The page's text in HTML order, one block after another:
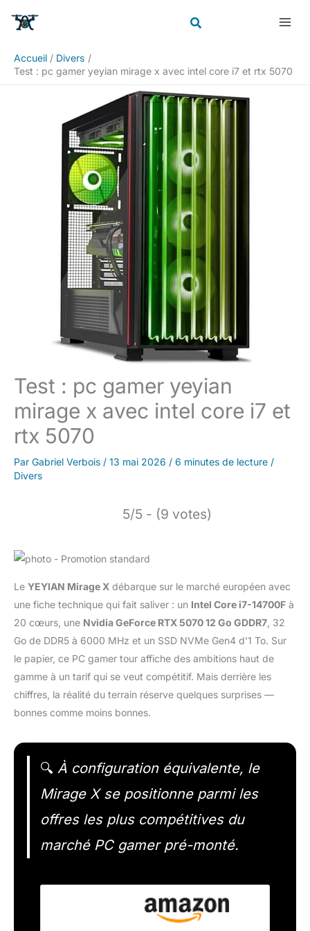
Accueil
Divers
Test : pc gamer yeyian mirage x avec intel core i7 et rtx 5070
Test : pc gamer yeyian
mirage x avec intel core i7 et
rtx 5070
Par Gabriel Verbois / 13 mai 2026 / 6 minutes de lecture /
Divers
5/5 - (9 votes)
Le YEYIAN Mirage X débarque sur le marché européen avec
une fiche technique qui fait saliver : un Intel Core i7-14700F à
20 cœurs, une Nvidia GeForce RTX 5070 12 Go GDDR7 , 32
Go de DDR5 à 6000 MHz et un SSD NVMe Gen4 d’1 To. Sur
le papier, ce PC gamer tour affiche des ambitions haut de
gamme à un tarif qui se veut compétitif. Mais derrière les
chiffres, la réalité du terrain réserve quelques surprises —
bonnes comme moins bonnes.
🔍 À configuration équivalente, le
Mirage X se positionne parmi les
offres les plus compétitives du
marché PC gamer pré-monté.